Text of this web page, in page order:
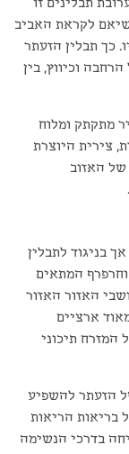
תבלינים זו
לקראת האביב
כך תבלין הזעתר
וכיווץ, בין
מתקתק ומלוח
צירית היוצרת
של האזוב
בניגוד לתבלין
וחרפרף המתאים
האזור האזור
ארציים
המזרח תיכוני
הזעתר להשפיע
בריאות הריאות
בדרכי הנשימה